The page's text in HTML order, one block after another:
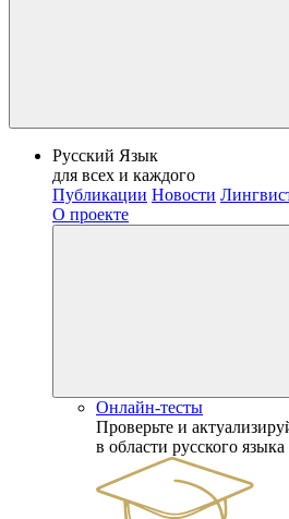
Русский Язык
для всех и каждого
Публикации Новости
О проекте
Онлайн-тесты
Проверьте и
в области русского